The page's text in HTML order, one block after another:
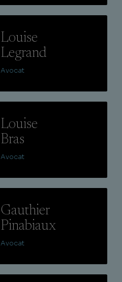
Louise
Legrand
Avocat
Louise
Bras
Avocat
Gauthier
Pinabiaux
Avocat